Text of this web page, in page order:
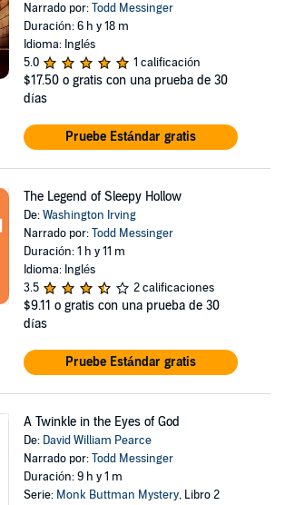
Narrado por:Todd Messinger
Duración: 6 h y 18 m
Idioma: Inglés
5.0
1 calificación
$17.50 o gratis con una prueba de 30
días
Pruebe Estándar gratis
The Legend of Sleepy Hollow
De:Washington Irving
Narrado por:Todd Messinger
Duración: 1 h y 11 m
Idioma: Inglés
3.5
2 calificaciones
$9.11 o gratis con una prueba de 30
días
Pruebe Estándar gratis
A Twinkle in the Eyes of God
De: David William Pearce
Narrado por:Todd Messinger
Duración: 9 h y 1 m
Serie: Monk Buttman Mystery, Libro 2